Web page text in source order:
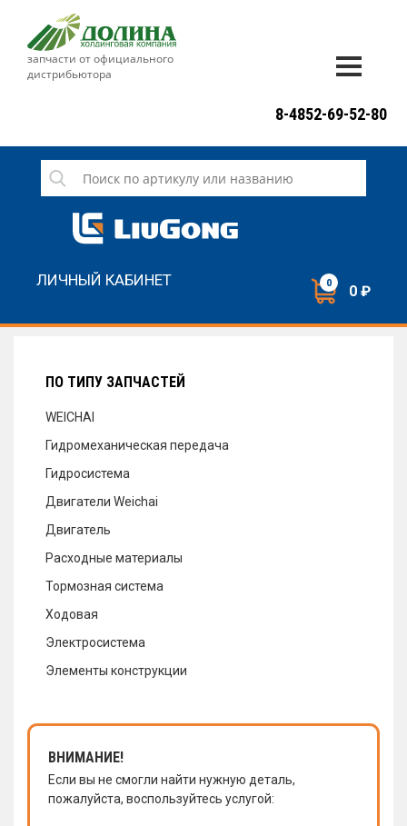
запчасти от официального
дистрибьютора
СЕРВИС
НОВОСТИ
8-4852-69-52-80
ЛИЧНЫЙ КАБИНЕТ 0 0 ₽
ПО ТИПУ ЗАПЧАСТЕЙ
WEICHAI
Гидромеханическая передача
Гидросистема
Двигатели Weichai
Двигатель
Расходные материалы
Тормозная система
Ходовая
Электросистема
Элементы конструкции
ВНИМАНИЕ!
Если вы не смогли найти нужную деталь,
пожалуйста, воспользуйтесь услугой: